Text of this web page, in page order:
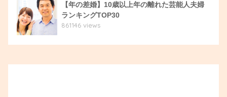
【年の差婚】10歳以上年の離れた芸能人夫婦
ランキングTOP30
861146 views